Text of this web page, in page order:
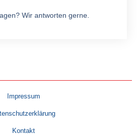
Wir antworten gerne.
Impressum
Kontakt